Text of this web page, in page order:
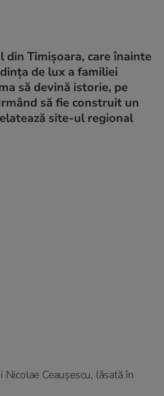
Timișoara, care înainte
de lux a familiei
să devină istorie, pe
să fie construit un
site-ul regional
Nicolae Ceaușescu, lăsată în